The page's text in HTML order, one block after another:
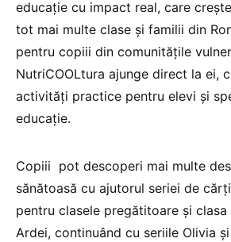
educație cu impact real, care
tot mai multe clase și familii din
pentru copiii din comunitățile
NutriCOOLtura ajunge direct la ei,
activități practice pentru elevi și
educație.
Copiii pot descoperi mai multe
sănătoasă cu ajutorul seriei de
pentru clasele pregătitoare și clasa
Ardei, continuând cu seriile Olivia